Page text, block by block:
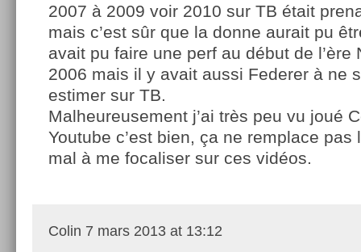
2007 à 2009 voir 2010 sur TB était
mais c’est sûr que la donne aurait pu
avait pu faire une perf au début de l’ère
2006 mais il y avait aussi Federer à ne
estimer sur TB.
Malheureusement j’ai très peu vu joué
Youtube c’est bien, ça ne remplace pas
mal à me focaliser sur ces vidéos.
Colin 7 mars 2013 at 13:12